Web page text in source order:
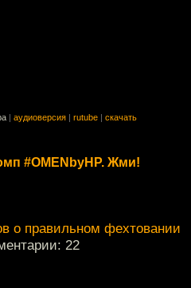
аудиоверсия rutube скачать
#OMENbyHP. Жми!
о правильном фехтовании
22